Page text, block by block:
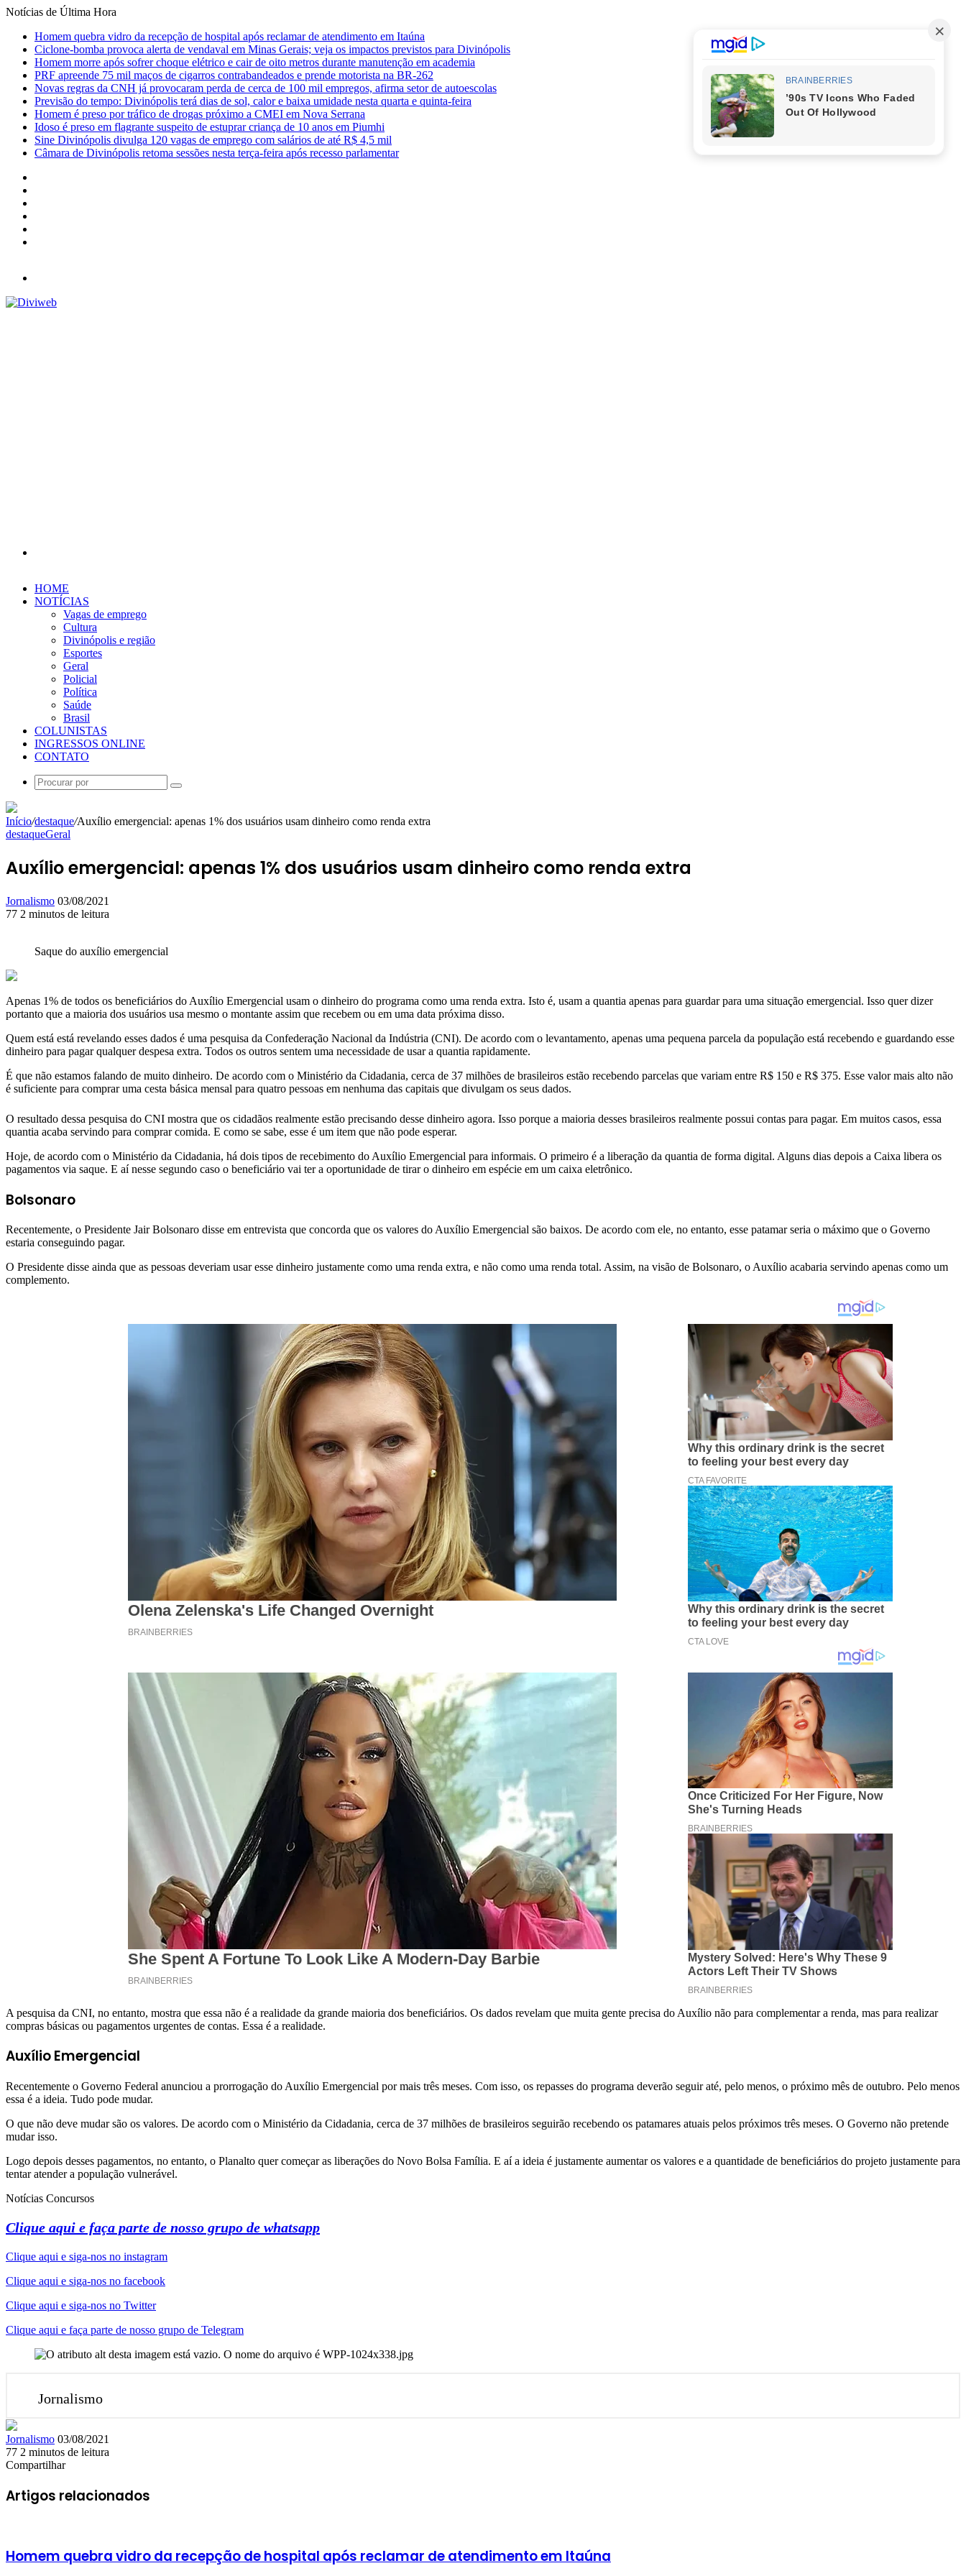
Notícias de Última Hora
Homem quebra vidro da recepção de hospital após reclamar de atendimento em Itaúna
Ciclone-bomba provoca alerta de vendaval em Minas Gerais; veja os impactos previstos para Divinópolis
Homem morre após sofrer choque elétrico e cair de oito metros durante manutenção em academia
PRF apreende 75 mil maços de cigarros contrabandeados e prende motorista na BR-262
Novas regras da CNH já provocaram perda de cerca de 100 mil empregos, afirma setor de autoescolas
Previsão do tempo: Divinópolis terá dias de sol, calor e baixa umidade nesta quarta e quinta-feira
Homem é preso por tráfico de drogas próximo a CMEI em Nova Serrana
Idoso é preso em flagrante suspeito de estuprar criança de 10 anos em Piumhi
Sine Divinópolis divulga 120 vagas de emprego com salários de até R$ 4,5 mil
Câmara de Divinópolis retoma sessões nesta terça-feira após recesso parlamentar
HOME
NOTÍCIAS
Vagas de emprego
Cultura
Divinópolis e região
Esportes
Geral
Policial
Política
Saúde
Brasil
COLUNISTAS
INGRESSOS ONLINE
CONTATO
Procurar
Início/destaque/Auxílio emergencial: apenas 1% dos usuários usam dinheiro como renda extra
destaqueGeral
Auxílio emergencial: apenas 1% dos usuários usam dinheiro como renda extra
Jornalismo Mande
um
03/08/2021
77 2 minutos de leitura
Saque do auxílio emergencial
Apenas 1% de todos os beneficiários do Auxílio Emergencial usam o dinheiro do programa como uma renda extra. Isto é, usam a quantia apenas para guardar para uma situação emergencial. Isso quer dizer
portanto que a maioria dos usuários usa mesmo o montante assim que recebem ou em uma data próxima disso.
Quem está está revelando esses dados é uma pesquisa da Confederação Nacional da Indústria (CNI). De acordo com o levantamento, apenas uma pequena parcela da população está recebendo e guardando esse
dinheiro para pagar qualquer despesa extra. Todos os outros sentem uma necessidade de usar a quantia rapidamente.
É que não estamos falando de muito dinheiro. De acordo com o Ministério da Cidadania, cerca de 37 milhões de brasileiros estão recebendo parcelas que variam entre R$ 150 e R$ 375. Esse valor mais alto não
é suficiente para comprar uma cesta básica mensal para quatro pessoas em nenhuma das capitais que divulgam os seus dados.
O resultado dessa pesquisa do CNI mostra que os cidadãos realmente estão precisando desse dinheiro agora. Isso porque a maioria desses brasileiros realmente possui contas para pagar. Em muitos casos, essa
quantia acaba servindo para comprar comida. E como se sabe, esse é um item que não pode esperar.
Hoje, de acordo com o Ministério da Cidadania, há dois tipos de recebimento do Auxílio Emergencial para informais. O primeiro é a liberação da quantia de forma digital. Alguns dias depois a Caixa libera os
pagamentos via saque. E aí nesse segundo caso o beneficiário vai ter a oportunidade de tirar o dinheiro em espécie em um caixa eletrônico.
Bolsonaro
Recentemente, o Presidente Jair Bolsonaro disse em entrevista que concorda que os valores do Auxílio Emergencial são baixos. De acordo com ele, no entanto, esse patamar seria o máximo que o Governo
estaria conseguindo pagar.
O Presidente disse ainda que as pessoas deveriam usar esse dinheiro justamente como uma renda extra, e não como uma renda total. Assim, na visão de Bolsonaro, o Auxílio acabaria servindo apenas como um
complemento.
A pesquisa da CNI, no entanto, mostra que essa não é a realidade da grande maioria dos beneficiários. Os dados revelam que muita gente precisa do Auxílio não para complementar a renda, mas para realizar
compras básicas ou pagamentos urgentes de contas. Essa é a realidade.
Auxílio Emergencial
Recentemente o Governo Federal anunciou a prorrogação do Auxílio Emergencial por mais três meses. Com isso, os repasses do programa deverão seguir até, pelo menos, o próximo mês de outubro. Pelo menos
essa é a ideia. Tudo pode mudar.
O que não deve mudar são os valores. De acordo com o Ministério da Cidadania, cerca de 37 milhões de brasileiros seguirão recebendo os patamares atuais pelos próximos três meses. O Governo não pretende
mudar isso.
Logo depois desses pagamentos, no entanto, o Planalto quer começar as liberações do Novo Bolsa Família. E aí a ideia é justamente aumentar os valores e a quantidade de beneficiários do projeto justamente para
tentar atender a população vulnerável.
Notícias Concursos
Clique aqui e faça parte de nosso grupo de whatsapp
Clique aqui e siga-nos no instagram
Clique aqui e siga-nos no facebook
Clique aqui e siga-nos no Twitter
Clique aqui e faça parte de nosso grupo de Telegram
Jornalismo
Jornalismo Mande
um
e-
03/08/2021
77 2 minutos de leitura
Facebook
X
Linkedin
Skype
Messenger
Messenger
WhatsApp
Telegram
Compartilhar
via
e-
Artigos relacionados
Homem quebra vidro da recepção de hospital após reclamar de atendimento em Itaúna